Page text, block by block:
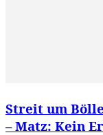
Streit um
– Matz: Kein